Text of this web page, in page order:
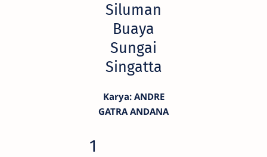
Siluman
Buaya
Sungai
Singatta
Karya: ANDRE
GATRA ANDANA
1